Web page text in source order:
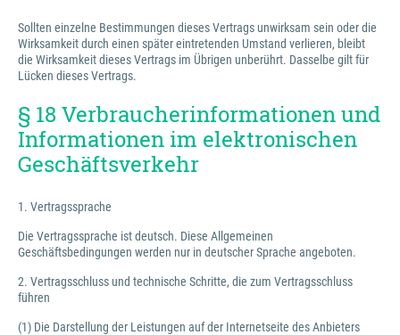
Sollten einzelne Bestimmungen dieses Vertrags unwirksam sein oder die
Wirksamkeit durch einen später eintretenden Umstand verlieren, bleibt
die Wirksamkeit dieses Vertrags im Übrigen unberührt. Dasselbe gilt für
Lücken dieses Vertrags.
§ 18 Verbraucherinformationen und
Informationen im elektronischen
Geschäftsverkehr
1. Vertragssprache
Die Vertragssprache ist deutsch. Diese Allgemeinen
Geschäftsbedingungen werden nur in deutscher Sprache angeboten.
2. Vertragsschluss und technische Schritte, die zum Vertragsschluss
führen
(1) Die Darstellung der Leistungen auf der Internetseite des Anbieters